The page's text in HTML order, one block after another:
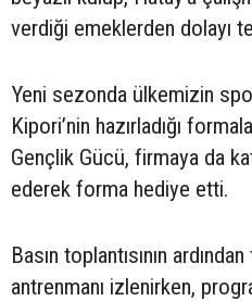
verdiği emeklerden dolayı
Yeni sezonda ülkemizin
Kipori’nin hazırladığı
Gençlik Gücü, firmaya da
ederek forma hediye etti.
Basın toplantısının
antrenmanı izlenirken,